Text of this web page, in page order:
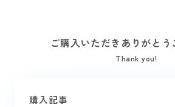
ご購入いただきありがとう
Thank you!
購入記事